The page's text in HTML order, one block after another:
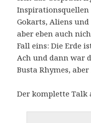
Inspirationsquellen
Gokarts, Aliens
aber eben auch
Fall eins: Die Erde
Ach und dann war
Busta Rhymes,
Der komplette Talk